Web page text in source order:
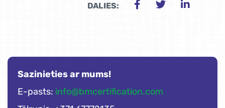
DALIES:
Sazinieties ar mums!
E-pasts: info@bmcertification.com